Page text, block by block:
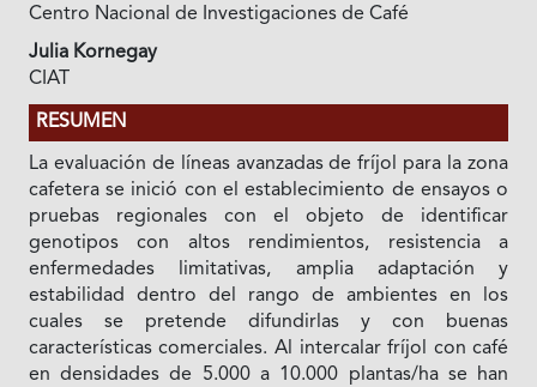
Centro Nacional de Investigaciones de Café
Julia Kornegay
CIAT
RESUMEN
La evaluación de líneas avanzadas de fríjol para la zona
cafetera se inició con el establecimiento de ensayos o
pruebas regionales con el objeto de identificar
genotipos con altos rendimientos, resistencia a
enfermedades limitativas, amplia adaptación y
estabilidad dentro del rango de ambientes en los
cuales se pretende difundirlas y con buenas
características comerciales. Al intercalar fríjol con café
en densidades de 5.000 a 10.000 plantas/ha se han